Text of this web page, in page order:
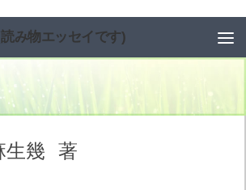
み物エッセイです)
生幾 著